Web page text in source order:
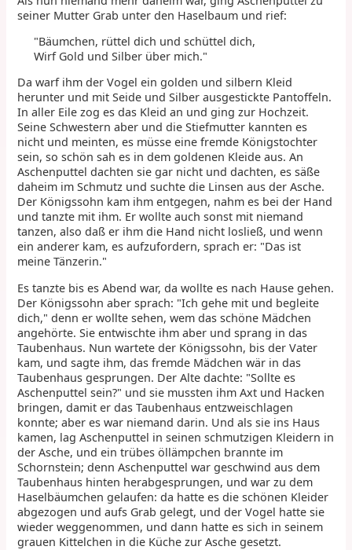
seiner Mutter Grab unter den Haselbaum und rief:
"Bäumchen, rüttel dich und schüttel dich,
Wirf Gold und Silber über mich."
Da warf ihm der Vogel ein golden und silbern Kleid
herunter und mit Seide und Silber ausgestickte Pantoffeln.
In aller Eile zog es das Kleid an und ging zur Hochzeit.
Seine Schwestern aber und die Stiefmutter kannten es
nicht und meinten, es müsse eine fremde Königstochter
sein, so schön sah es in dem goldenen Kleide aus. An
Aschenputtel dachten sie gar nicht und dachten, es säße
daheim im Schmutz und suchte die Linsen aus der Asche.
Der Königssohn kam ihm entgegen, nahm es bei der Hand
und tanzte mit ihm. Er wollte auch sonst mit niemand
tanzen, also daß er ihm die Hand nicht losließ, und wenn
ein anderer kam, es aufzufordern, sprach er: "Das ist
meine Tänzerin."
Es tanzte bis es Abend war, da wollte es nach Hause gehen.
Der Königssohn aber sprach: "Ich gehe mit und begleite
dich," denn er wollte sehen, wem das schöne Mädchen
angehörte. Sie entwischte ihm aber und sprang in das
Taubenhaus. Nun wartete der Königssohn, bis der Vater
kam, und sagte ihm, das fremde Mädchen wär in das
Taubenhaus gesprungen. Der Alte dachte: "Sollte es
Aschenputtel sein?" und sie mussten ihm Axt und Hacken
bringen, damit er das Taubenhaus entzweischlagen
konnte; aber es war niemand darin. Und als sie ins Haus
kamen, lag Aschenputtel in seinen schmutzigen Kleidern in
der Asche, und ein trübes öllämpchen brannte im
Schornstein; denn Aschenputtel war geschwind aus dem
Taubenhaus hinten herabgesprungen, und war zu dem
Haselbäumchen gelaufen: da hatte es die schönen Kleider
abgezogen und aufs Grab gelegt, und der Vogel hatte sie
wieder weggenommen, und dann hatte es sich in seinem
grauen Kittelchen in die Küche zur Asche gesetzt.